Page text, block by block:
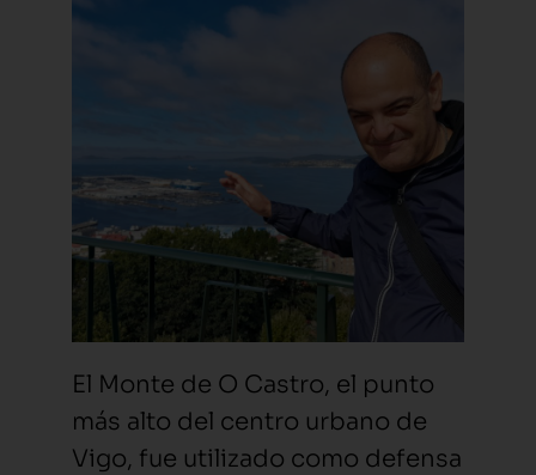
El Monte de O Castro, el punto
más alto del centro urbano de
Vigo, fue utilizado como defensa